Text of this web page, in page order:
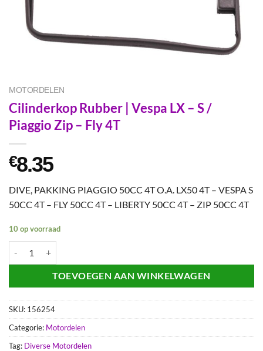
MOTORDELEN
Cilinderkop Rubber | Vespa LX – S /
Piaggio Zip – Fly 4T
€8.35
DIVE, PAKKING PIAGGIO 50CC 4T O.A. LX50 4T – VESPA S
50CC 4T – FLY 50CC 4T – LIBERTY 50CC 4T – ZIP 50CC 4T
10 op voorraad
TOEVOEGEN AAN WINKELWAGEN
SKU: 156254
Categorie: Motordelen
Tag: Diverse Motordelen